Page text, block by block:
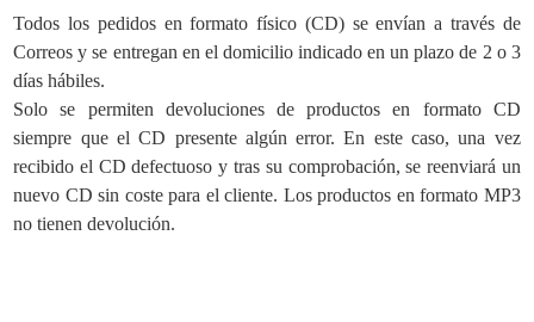
Todos los pedidos en formato físico (CD) se envían a través de
Correos y se entregan en el domicilio indicado en un plazo de 2 o 3
días hábiles.
Solo se permiten devoluciones de productos en formato CD
siempre que el CD presente algún error. En este caso, una vez
recibido el CD defectuoso y tras su comprobación, se reenviará un
nuevo CD sin coste para el cliente. Los productos en formato MP3
no tienen devolución.